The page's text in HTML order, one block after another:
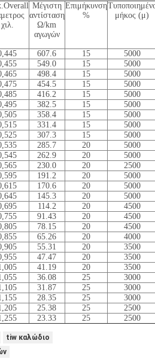
χιλ.
Μέγιστη
αντίσταση
Ω/km
αγωγών
Επιμήκυνση
%
μήκος (μ)
607.6 15
5000
549.0 15
5000
498.4 15
5000
454.5 15
5000
416.2 15
5000
382.5 15
5000
358.4 15
5000
331.4 15
5000
307.3 15
5000
285.7 20
5000
262.9 20
5000
230.0 20
2500
191.2 20
5000
170.6 20
5000
145.3 20
5000
114.2 20
4500
91.43 20
4500
78.15 20
4500
65.26 20
4000
55.31 20
3500
47.47 20
3500
41.19 20
3500
36.08 25
3000
31.87 25
3000
28.35 25
3000
25.38 25
2500
23.33 25 2500
tiw καλώδιο